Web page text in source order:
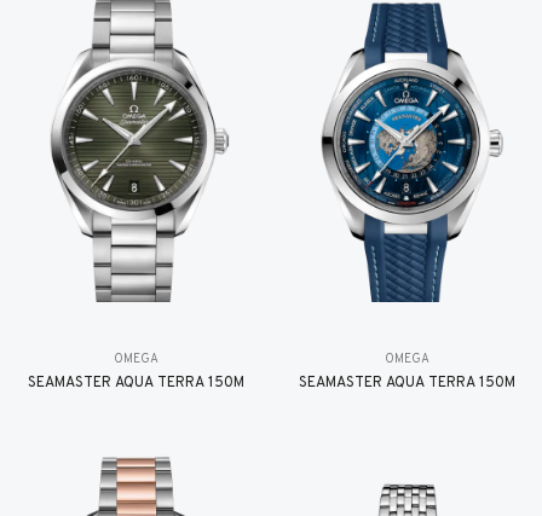
OMEGA
SEAMASTER AQUA TERRA 150M
OMEGA
SEAMASTER AQUA TERRA 150M